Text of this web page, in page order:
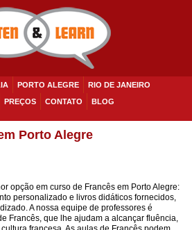
PORTO ALEGRE
RIO DE JANEIRO
PREÇOS CONTATO BLOG
Porto Alegre
opção em curso de Francês em Porto Alegre:
personalizado e livros didáticos fornecidos,
A nossa equipe de professores é
Francês, que lhe ajudam a alcançar fluência,